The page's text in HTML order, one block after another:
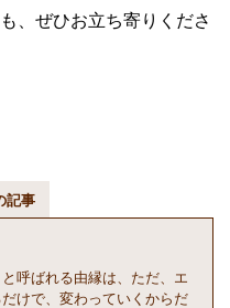
、ぜひお立ち寄りくださ
記事
呼ばれる由縁は、ただ、エ
けで、変わっていくからだ